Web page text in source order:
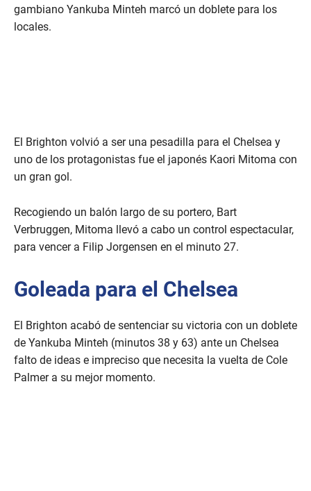
gambiano Yankuba Minteh marcó un doblete para los
locales.
El Brighton volvió a ser una pesadilla para el Chelsea y
uno de los protagonistas fue el japonés Kaori Mitoma con
un gran gol.
Recogiendo un balón largo de su portero, Bart
Verbruggen, Mitoma llevó a cabo un control espectacular,
para vencer a Filip Jorgensen en el minuto 27.
Goleada para el Chelsea
El Brighton acabó de sentenciar su victoria con un doblete
de Yankuba Minteh (minutos 38 y 63) ante un Chelsea
falto de ideas e impreciso que necesita la vuelta de Cole
Palmer a su mejor momento.